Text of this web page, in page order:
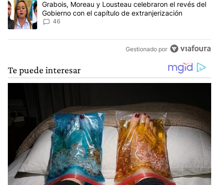
Un artículo de tendencia con el título "Grabois, Moreau y
Grabois, Moreau y Lousteau celebraron el revés del
Gobierno con el capítulo de extranjerización
46
Gestionado por